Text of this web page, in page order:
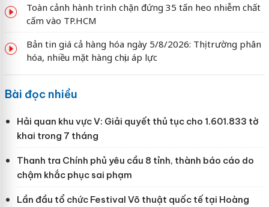
Toàn cảnh hành trình chặn đứng 35 tấn heo nhiễm chất
cấm vào TP.HCM
Bản tin giá cả hàng hóa ngày 5/8/2026: Thị trường phân
hóa, nhiều mặt hàng chịu áp lực
Bài đọc nhiều
Hải quan khu vực V: Giải quyết thủ tục cho 1.601.833 tờ
khai trong 7 tháng
Thanh tra Chính phủ yêu cầu 8 tỉnh, thành báo cáo do
chậm khắc phục sai phạm
Lần đầu tổ chức Festival Võ thuật quốc tế tại Hoàng